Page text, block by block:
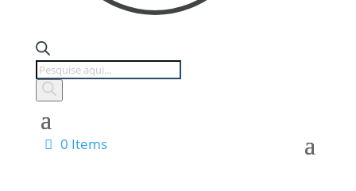
Products
search
0 Items